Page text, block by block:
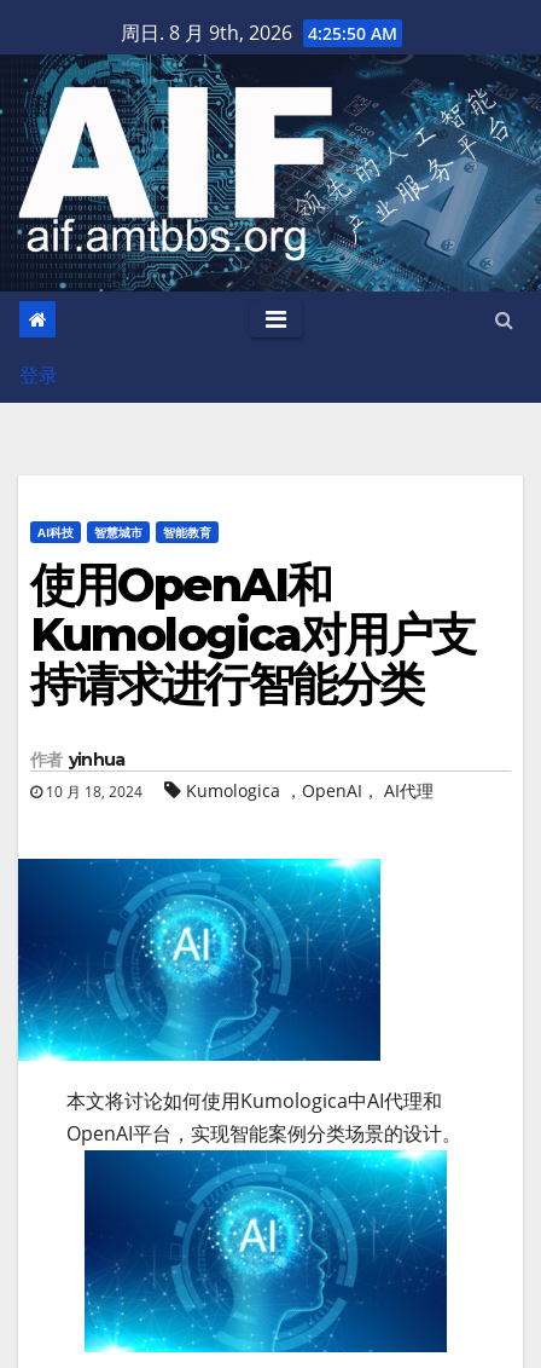
至
内
容
周日. 8 月 9th, 2026 4:25:51 AM
登录
AI科技 智慧城市 智能教育
使用OpenAI和
Kumologica对用户支
持请求进行智能分类
作者 yinhua
10 月 18, 2024 Kumologica ，OpenAI， AI代理
本文将讨论如何使用Kumologica中AI代理和
OpenAI平台，实现智能案例分类场景的设计。